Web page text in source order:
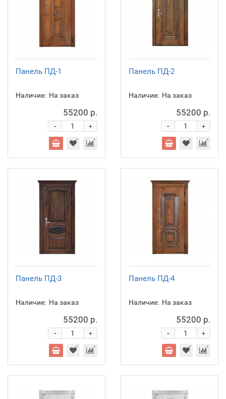
Панель ПД-1
Наличие: На заказ
55200 р.
+
-
Панель ПД-2
Наличие: На заказ
55200 р.
+
-
Панель ПД-3
Наличие: На заказ
55200 р.
+
-
Панель ПД-4
Наличие: На заказ
55200 р.
+
-